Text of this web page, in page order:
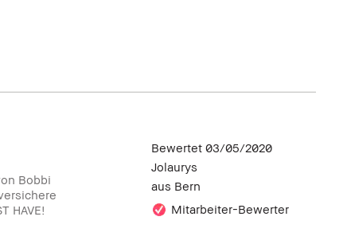
Bewertet 03/05/2020
Jolaurys
aus Bern
Mitarbeiter-Bewerter
Bobbi
HAVE!